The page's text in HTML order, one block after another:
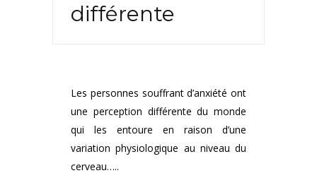
différente
Les personnes souffrant d’anxiété ont
une perception différente du monde
qui les entoure en raison d’une
variation physiologique au niveau du
cerveau…..